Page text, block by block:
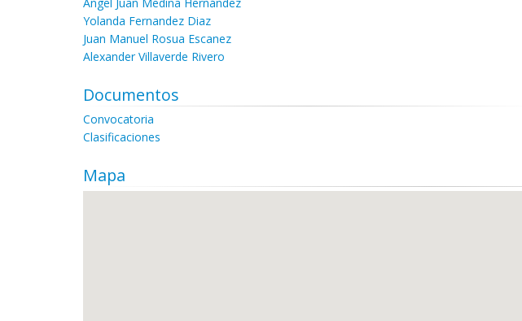
Yolanda Fernandez Diaz
Juan Manuel Rosua Escanez
Alexander Villaverde Rivero
Documentos
Convocatoria
Clasificaciones
Mapa